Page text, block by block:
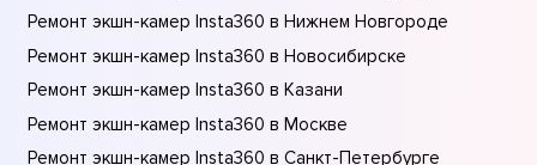
Ремонт экшн-камер Insta360 в Нижнем Новгороде
Ремонт экшн-камер Insta360 в Новосибирске
Ремонт экшн-камер Insta360 в Казани
Ремонт экшн-камер Insta360 в Москве
Ремонт экшн-камер Insta360 в Санкт-Петербурге